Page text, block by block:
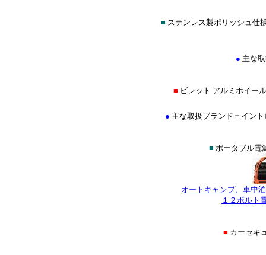
■ ステンレス製ポリッシュ
● 主な
■ ビレット アルミホイー
● 主な取扱ブランド＝イン
■ ポータブル電
オートキャンプ、車中
１２ボルト
■ カーセキ